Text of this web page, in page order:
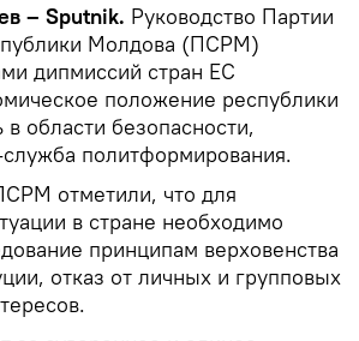
– Sputnik. Руководство Партии
Молдова (ПСРМ)
дипмиссий стран ЕС
положение республики
области безопасности,
политформирования.
отметили, что для
в стране необходимо
принципам верховенства
отказ от личных и групповых